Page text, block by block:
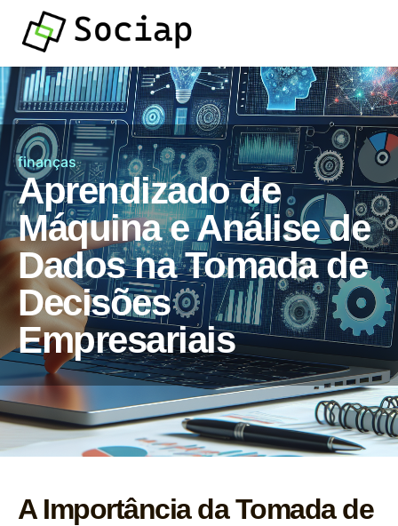
finanças
Aprendizado de
Máquina e Análise de
Dados na Tomada de
Decisões
Empresariais
A Importância da Tomada de